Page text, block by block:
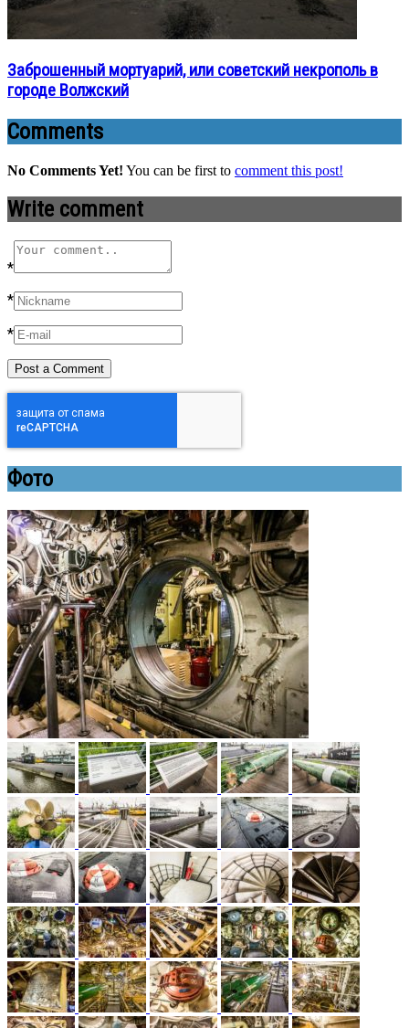
Заброшенный мортуарий, или советский некрополь в
городе Волжский
Comments
No Comments Yet! You can be first to comment this post!
Write comment
*
*
*
Фото